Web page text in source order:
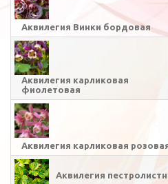
Аквилегия Винки бордовая
Аквилегия карликовая
фиолетовая
Аквилегия карликовая
Аквилегия